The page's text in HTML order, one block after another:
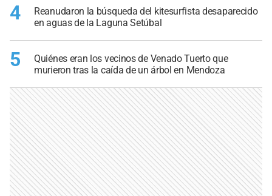
4
Reanudaron la búsqueda del kitesurfista desaparecido
en aguas de la Laguna Setúbal
5
Quiénes eran los vecinos de Venado Tuerto que
murieron tras la caída de un árbol en Mendoza